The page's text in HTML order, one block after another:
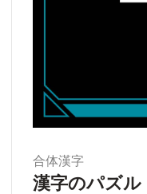
合体漢字
漢字のパズル